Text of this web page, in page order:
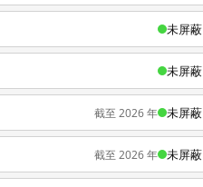
未屏蔽
未屏蔽
截至 2026 年 未屏蔽
截至 2026 年 未屏蔽